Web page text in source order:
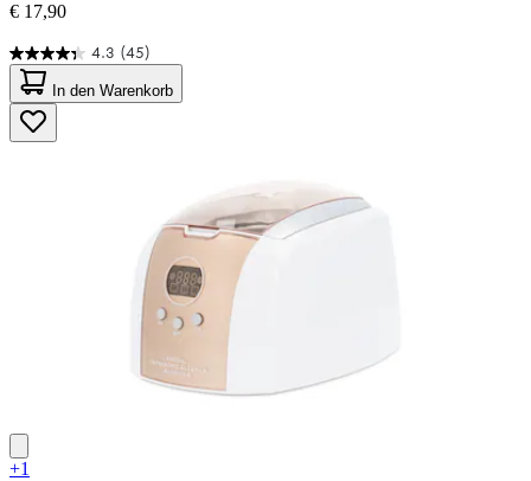
€ 17,90
4.3 (45)
4.3
von
5
Sternen.
45
In den Warenkorb
+1